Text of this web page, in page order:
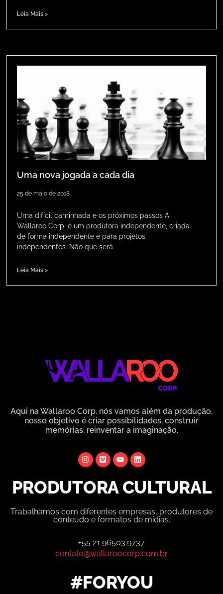
Leia Mais >
Uma nova jogada a cada dia
25 de maio de 2018
Uma difícil caminhada e os próximos passos A
Wallaroo Corp. é um produtora independente, criada
de forma independente e para projetos
independentes. Não que será
Leia Mais >
Aqui na Wallaroo Corp. nós vamos além da produção,
nosso objetivo é criar possibilidades, construir
memórias, reinventar a imaginação.
PRODUTORA CULTURAL
Trabalhamos com diferentes empresas, produtores de
conteúdo e formatos de mídias.
+55 21 96503.9737
contato@wallaroocorp.com.br
#FORYOU